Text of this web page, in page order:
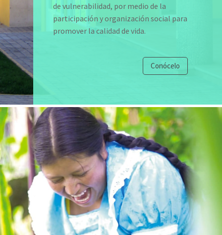
de vulnerabilidad, por medio de la
participación y organización social para
promover la calidad de vida.
Conócelo